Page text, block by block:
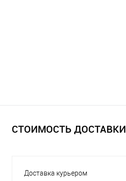
СТОИМОСТЬ ДОСТАВКИ
Доставка курьером